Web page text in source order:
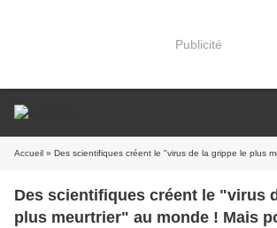
Publicité
Accueil » Des scientifiques créent le "virus de la grippe le plus
Des scientifiques créent le "virus
plus meurtrier" au monde ! Mais